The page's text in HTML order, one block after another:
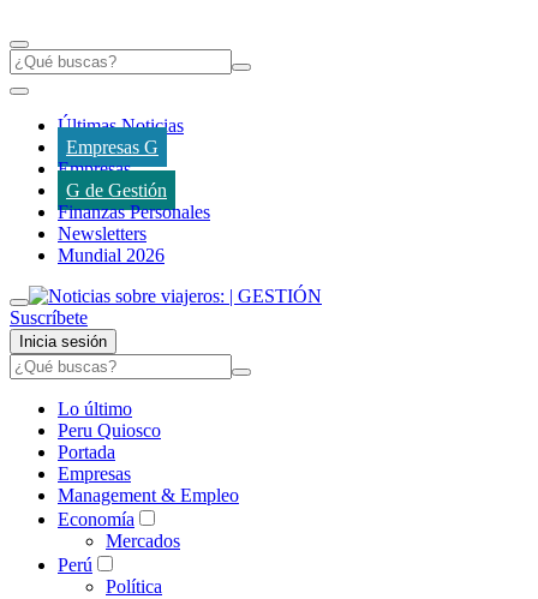
Últimas Noticias
Empresas G
Empresas
G de Gestión
Finanzas Personales
Newsletters
Mundial 2026
Suscríbete
Inicia sesión
Lo último
Peru Quiosco
Portada
Empresas
Management & Empleo
Economía
Mercados
Perú
Política